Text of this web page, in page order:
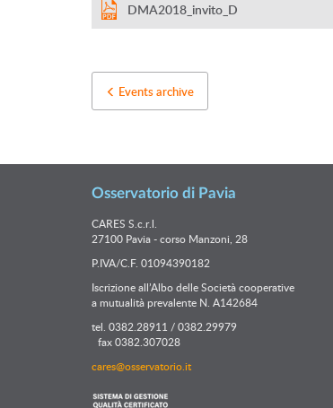
DMA2018_invito_D
Events archive
Osservatorio di Pavia
CARES S.c.r.l.
27100 Pavia - corso Manzoni, 28
P.IVA/C.F. 01094390182
Iscrizione all’Albo delle Società cooperative
a mutualità prevalente N. A142684
tel. 0382.28911 / 0382.29979
fax 0382.307028
cares@osservatorio.it